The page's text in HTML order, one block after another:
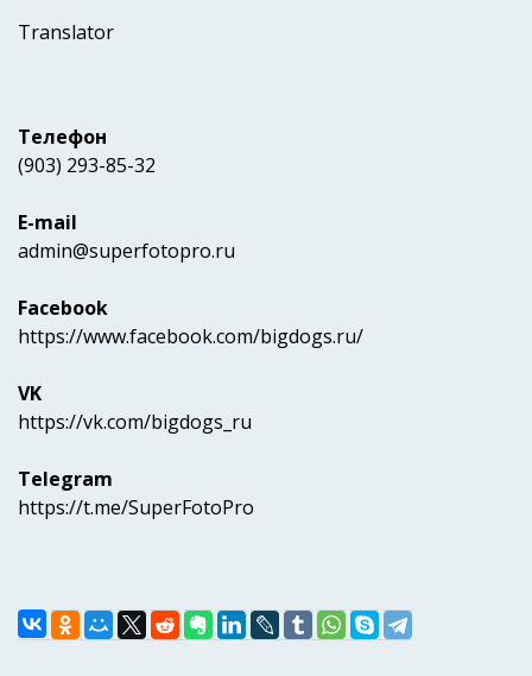
Translator
Телефон
(903) 293-85-32
E-mail
admin@superfotopro.ru
Facebook
https://www.facebook.com/bigdogs.ru/
VK
https://vk.com/bigdogs_ru
Telegram
https://t.me/SuperFotoPro